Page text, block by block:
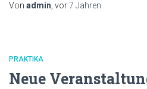
Von admin , vor7 Jahren
PRAKTIKA
Neue